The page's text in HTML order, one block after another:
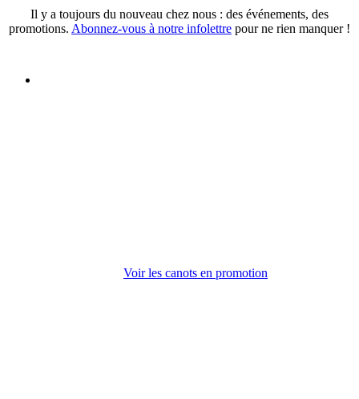
Il y a toujours du nouveau chez nous : des événements, des
promotions. Abonnez-vous à notre infolettre pour ne rien manquer !
Voir les canots en promotion